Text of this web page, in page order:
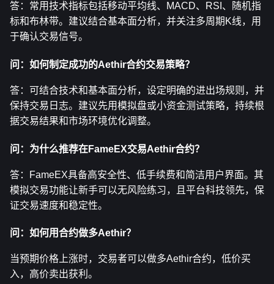
答：常用技术指标包括移动平均线、MACD、RSI、随机指
标和布林带。建议结合基本面分析，并关注多周期K线，用
于确认交易信号。
问：如何制定成功的Aethir合约交易策略？
答：可结合技术和基本面分析，设定明确的进出场规则，并
保持交易日志。建议先用模拟盘或小资金测试策略，持续根
据交易结果和市场环境优化调整。
问：为什么推荐在FameEX交易Aethir合约？
答：FameEX具备高安全性、低手续费和简洁用户界面。其
模拟交易功能让新手可以无风险练习，且平台科技领先，保
证交易速度和稳定性。
问：如何用合约做多Aethir？
当预期价格上涨时，交易者可以做多Aethir合约，低价买
入，高价卖出获利。